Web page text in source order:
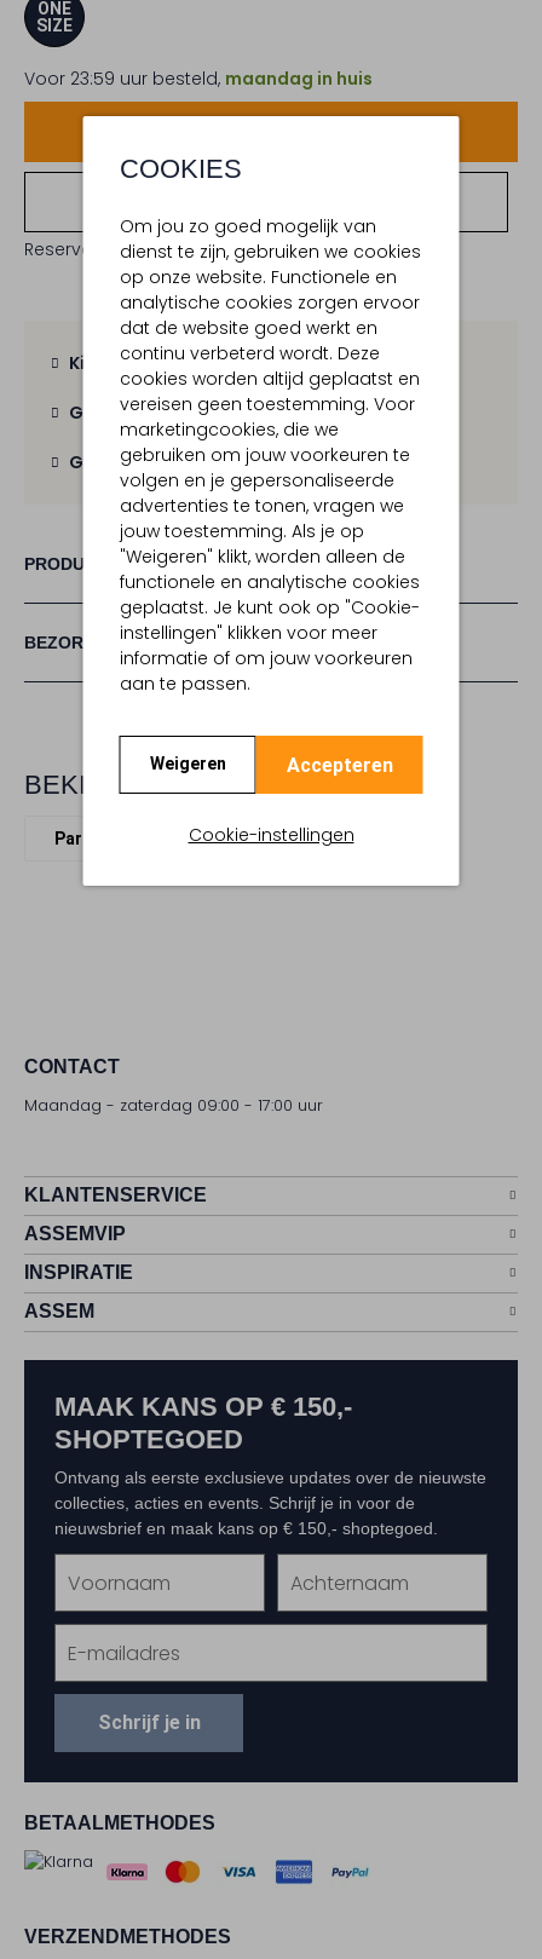
COOKIES
Om jou zo goed mogelijk van
dienst te zijn, gebruiken we cookies
op onze website. Functionele en
analytische cookies zorgen ervoor
dat de website goed werkt en
continu verbeterd wordt. Deze
cookies worden altijd geplaatst en
vereisen geen toestemming. Voor
marketingcookies, die we
gebruiken om jouw voorkeuren te
volgen en je gepersonaliseerde
advertenties te tonen, vragen we
jouw toestemming. Als je op
"Weigeren" klikt, worden alleen de
functionele en analytische cookies
geplaatst. Je kunt ook op "Cookie-
instellingen" klikken voor meer
informatie of om jouw voorkeuren
aan te passen.
Weigeren Accepteren
Cookie-instellingen
ONE
SIZE
Voor 23:59 uur besteld, maandag in huis
Reserveer direct in een van onze 19 boutiques
Kies zelf je bezorgmoment
Gratis verzendingvanaf € 100,-
Gratis retourbinnen 30 dagen
PRODUCT INFORMATIE
BEZORGEN & RETOURNEREN
BEKIJK MEER
Parfum Morph
CONTACT
Maandag - zaterdag 09:00 - 17:00 uur
KLANTENSERVICE
ASSEMVIP
INSPIRATIE
ASSEM
BETAALMETHODES
VERZENDMETHODES
MAAK KANS OP € 150,-
SHOPTEGOED
Ontvang als eerste exclusieve updates over de nieuwste
collecties, acties en events. Schrijf je in voor de
nieuwsbrief en maak kans op € 150,- shoptegoed.
Schrijf je in